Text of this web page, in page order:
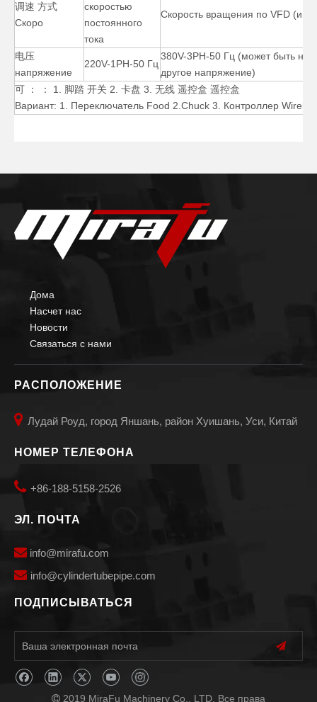
Горизонтальный малый сварочный позиционер на 500 фунтов
调速 方式
Скоро
скоростью
постоянного
тока
Скорость вращения по VFD
电压
напряжение
220V-1PH-50 Гц
380V-3PH-50 Гц (может быть
другое напряжение)
可 ： ： 1. 脚踏 开关 2. 卡盘 3. 无线 遥控盒 遥控盒
Вариант: 1. Переключатель Food 2.Chuck 3. Контроллер Wireles
Дома
Насчет нас
Новости
Связаться с нами
РАСПОЛОЖЕНИЕ
 Лудай Роуд, город Яншань, район Хуишань, Уси, Китай
НОМЕР ТЕЛЕФОНА
 +86-188-5158-2526
ЭЛ. ПОЧТА
 info@mirafu.com
 info@cylindertubepipe.com
ПОДПИСЫВАТЬСЯ
 2019 MiraFu Machinery Co., LTD. Все права